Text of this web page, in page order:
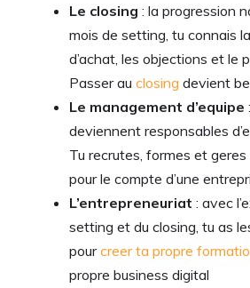
Le closing : la progression
mois de setting, tu connais
d’achat, les objections et le
Passer au closing devient
Le management d’equipe
deviennent responsables
Tu recrutes, formes et
pour le compte d’une
L’entrepreneuriat : avec
setting et du closing, tu as
pourcreer ta propre
propre business digital